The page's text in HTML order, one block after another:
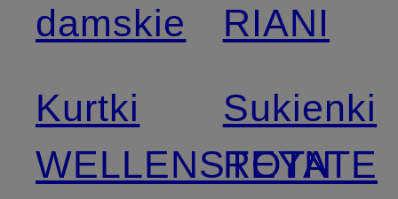
damskie
Kurtki
WELLENSTEYN
RIANI
Sukienki
ROTATE